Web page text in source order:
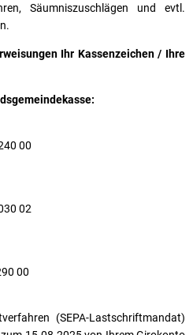
Säumniszuschlägen und evtl.
Ihr Kassenzeichen / Ihre
Sieg
00
02
00
(SEPA-Lastschriftmandat)